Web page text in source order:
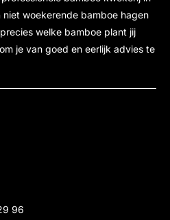
niet woekerende bamboe hagen
welke bamboe plant jij
je van goed en eerlijk advies te
96